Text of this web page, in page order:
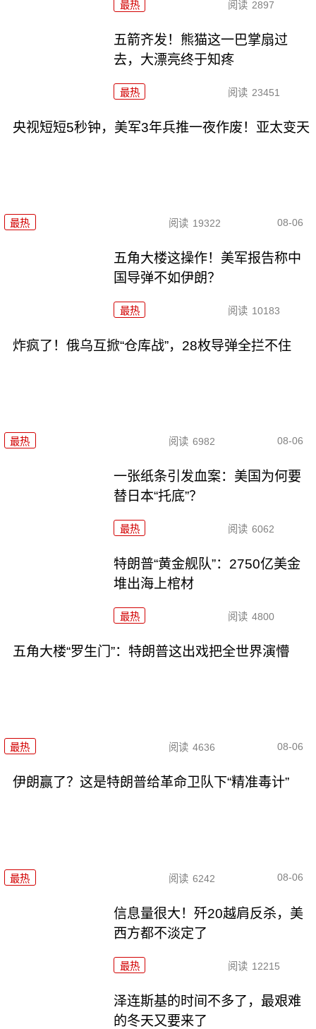
最热 阅读 2897
五箭齐发！熊猫这一巴掌扇过
去，大漂亮终于知疼
最热 阅读 23451
央视短短5秒钟，美军3年兵推一夜作废！亚太变天
最热 阅读 19322 08-06
五角大楼这操作！美军报告称中
国导弹不如伊朗？
最热 阅读 10183
炸疯了！俄乌互掀“仓库战”，28枚导弹全拦不住
最热 阅读 6982 08-06
一张纸条引发血案：美国为何要
替日本“托底”？
最热 阅读 6062
特朗普“黄金舰队”：2750亿美金
堆出海上棺材
最热 阅读 4800
五角大楼“罗生门”：特朗普这出戏把全世界演懵
最热 阅读 4636 08-06
伊朗赢了？这是特朗普给革命卫队下“精准毒计”
最热 阅读 6242 08-06
信息量很大！歼20越肩反杀，美
西方都不淡定了
最热 阅读 12215
泽连斯基的时间不多了，最艰难
的冬天又要来了